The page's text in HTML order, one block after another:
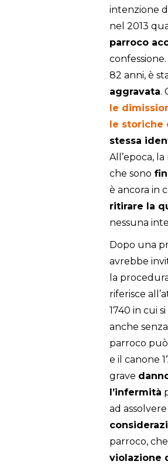
intenzione
nel 2013
parroco
82 anni, è
aggravata.
le
le storiche
stessa
All’epoca,
che sono
è ancora in
ritirare la
nessuna
Dopo una
avrebbe
la
riferisce
1740 in cui
anche
parroco
e il canone
grave
l’infermità
ad
parroco,
violazione